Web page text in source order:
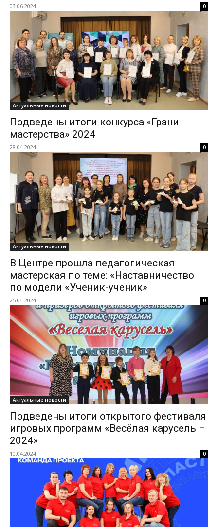
03.06.2024 0
Актуальные новости
Подведены итоги конкурса «Грани
мастерства» 2024
28.04.2024 0
Актуальные новости
В Центре прошла педагогическая
мастерская по теме: «Наставничество
по модели «Ученик-ученик»
25.04.2024 0
Актуальные новости
Подведены итоги открытого фестиваля
игровых программ «Весёлая карусель –
2024»
10.04.2024 0